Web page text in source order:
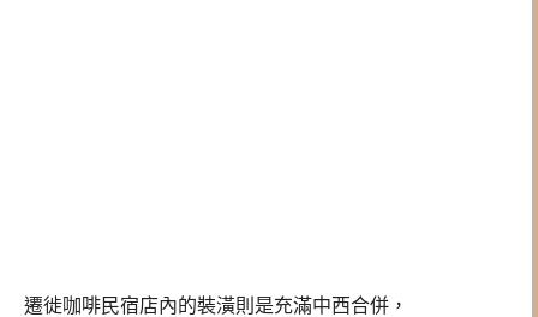
遷徙咖啡民宿店內的裝潢則是充滿中西合併，